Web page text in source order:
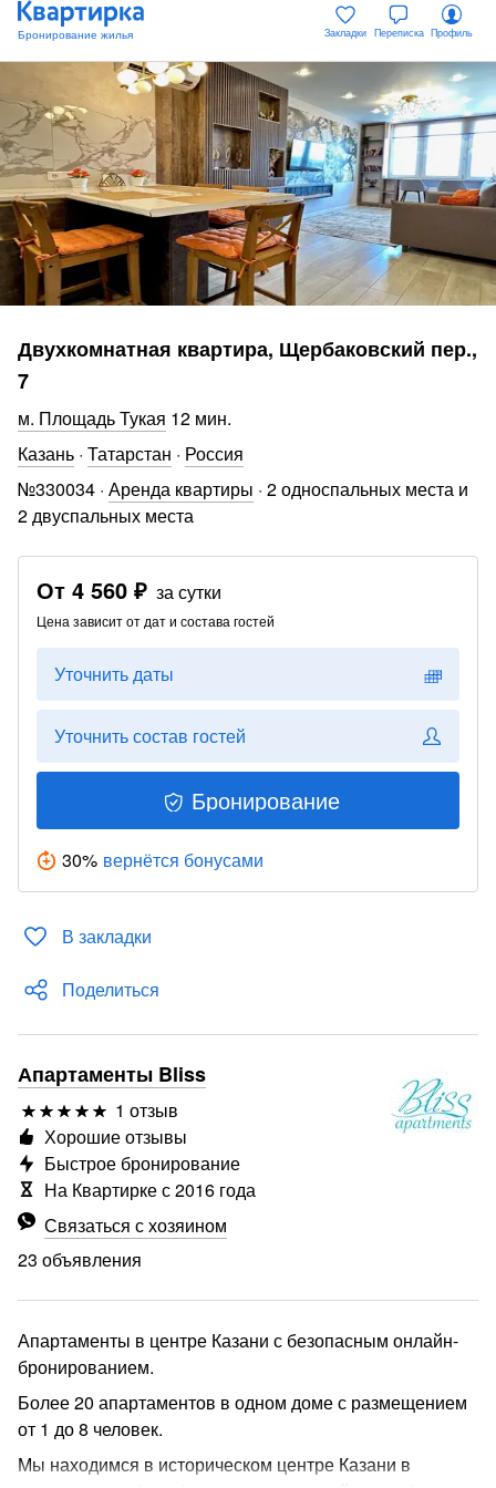
Закладки Переписка Профиль
Двухкомнатная квартира, Щербаковский пер.,
7
Площадь Тукая 12 мин.
Казань · Татарстан · Россия
№330034 · Аренда квартиры · 2 односпальных места и
2 двуспальных места
От 4 560 ₽ за сутки
Цена зависит от дат и состава гостей
Уточнить даты
Уточнить состав гостей
Бронирование
30% вернётся бонусами
В закладки
Поделиться
Апартаменты Bliss
1 отзыв
Связаться с хозяином
23 объявления
Хорошие отзывы
Быстрое бронирование
На Квартирке с 2016 года
Апартаменты в центре Казани с безопасным онлайн-
бронированием.
Более 20 апартаментов в одном доме с размещением
от 1 до 8 человек.
Мы находимся в историческом центре Казани в